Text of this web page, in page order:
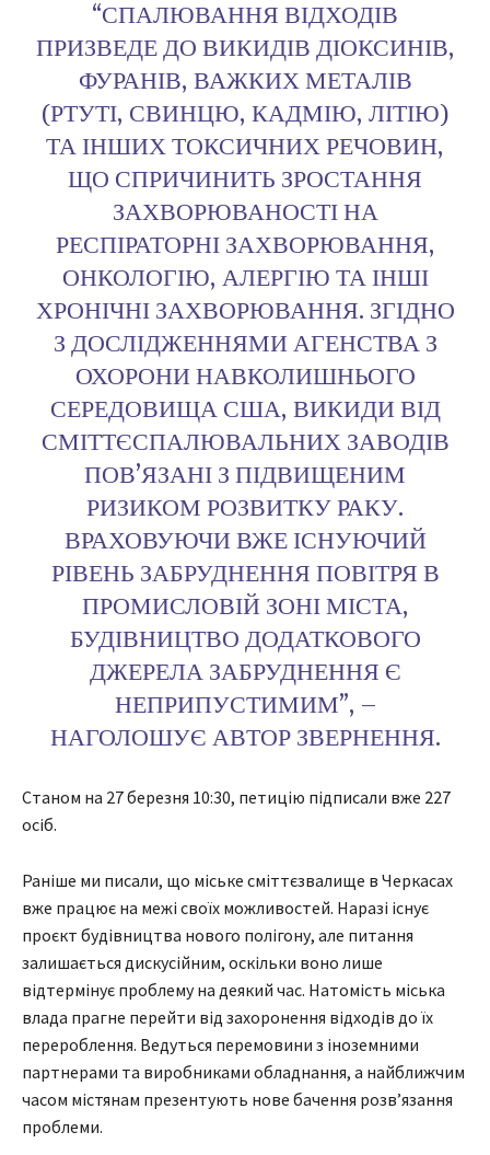
“СПАЛЮВАННЯ ВІДХОДІВ
ПРИЗВЕДЕ ДО ВИКИДІВ ДІОКСИНІВ,
ФУРАНІВ, ВАЖКИХ МЕТАЛІВ
(РТУТІ, СВИНЦЮ, КАДМІЮ, ЛІТІЮ)
ТА ІНШИХ ТОКСИЧНИХ РЕЧОВИН,
ЩО СПРИЧИНИТЬ ЗРОСТАННЯ
ЗАХВОРЮВАНОСТІ НА
РЕСПІРАТОРНІ ЗАХВОРЮВАННЯ,
ОНКОЛОГІЮ, АЛЕРГІЮ ТА ІНШІ
ХРОНІЧНІ ЗАХВОРЮВАННЯ. ЗГІДНО
З ДОСЛІДЖЕННЯМИ АГЕНСТВА З
ОХОРОНИ НАВКОЛИШНЬОГО
СЕРЕДОВИЩА США, ВИКИДИ ВІД
СМІТТЄСПАЛЮВАЛЬНИХ ЗАВОДІВ
ПОВ’ЯЗАНІ З ПІДВИЩЕНИМ
РИЗИКОМ РОЗВИТКУ РАКУ.
ВРАХОВУЮЧИ ВЖЕ ІСНУЮЧИЙ
РІВЕНЬ ЗАБРУДНЕННЯ ПОВІТРЯ В
ПРОМИСЛОВІЙ ЗОНІ МІСТА,
БУДІВНИЦТВО ДОДАТКОВОГО
ДЖЕРЕЛА ЗАБРУДНЕННЯ Є
НЕПРИПУСТИМИМ”, –
НАГОЛОШУЄ АВТОР ЗВЕРНЕННЯ.
Станом на 27 березня 10:30, петицію підписали вже 227
осіб.
Раніше ми писали, що міське сміттєзвалище в Черкасах
вже працює на межі своїх можливостей. Наразі існує
проєкт будівництва нового полігону, але питання
залишається дискусійним, оскільки воно лише
відтермінує проблему на деякий час. Натомість міська
влада прагне перейти від захоронення відходів до їх
перероблення. Ведуться перемовини з іноземними
партнерами та виробниками обладнання, а найближчим
часом містянам презентують нове бачення розв’язання
проблеми.